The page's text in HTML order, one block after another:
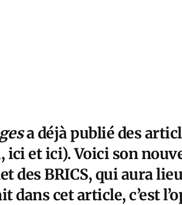
a déjà publié des
, icietici). Voici son
des BRICS, qui aura
dans cet article, c’est